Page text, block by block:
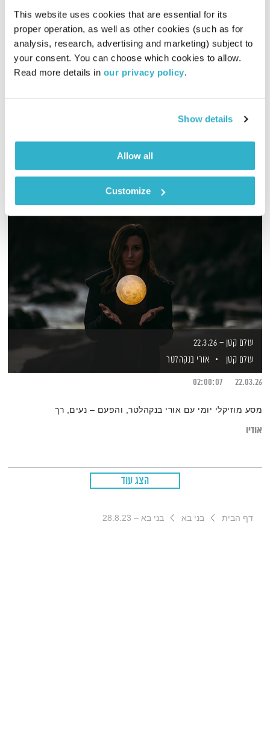
This website uses cookies that are essential for its
proper operation, as well as other cookies (such as for
analysis, research, advertising and marketing) subject to
your consent. You can choose which cookies to allow.
Read more details in our privacy policy.
Show details
Allow all
Customize
בני בא – 29.1.23
בני בא
בני בשן
והפעם, חצבים פורחים ועוגת שזיפים. ומוסיקה? פלא מלטש פלא.
עולם קטן – 22.3.26
עולם קטן
אורי בנקהלטר
22.03.26
02:00:07
מסע מוזיקלי יומי עם אורי בנקהלטר, והפעם – נעים, רך
אודיו
הצג עוד
דף הבית בני בא בני בא – 28.8.23